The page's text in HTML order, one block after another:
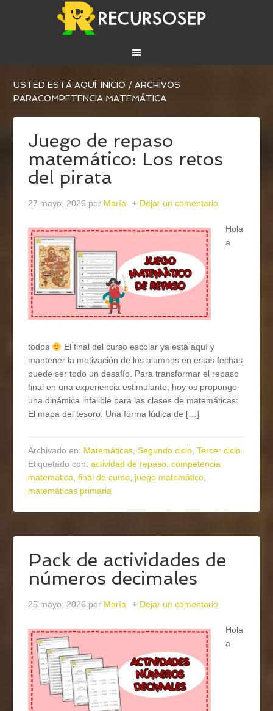
USTED ESTÁ AQUÍ:INICIO / ARCHIVOS
PARACOMPETENCIA MATEMÁTICA
Juego de repaso
matemático: Los retos
del pirata
27 mayo, 2026 por María Dejar un comentario
Hola
a
todos
El final del curso escolar ya está aquí y
mantener la motivación de los alumnos en estas fechas
puede ser todo un desafío. Para transformar el repaso
final en una experiencia estimulante, hoy os propongo
una dinámica infalible para las clases de matemáticas:
El mapa del tesoro. Una forma lúdica de […]
Archivado en: Matemáticas,Segundo ciclo,Tercer ciclo
Etiquetado con:actividad de repaso,competencia
matemática,final de curso, juego matemático,
matemáticas primaria
Pack de actividades de
números decimales
25 mayo, 2026 por María Dejar un comentario
Hola
a